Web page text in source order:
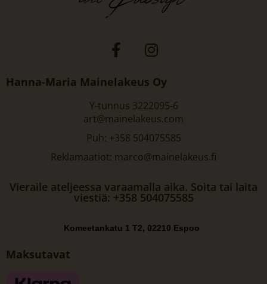
Hanna-Maria Mainelakeus Oy
Y-tunnus 3222095-6
art@mainelakeus.com
Puh: +358 504075585
Reklamaatiot: marco@mainelakeus.fi
Vieraile ateljeessa varaamalla aika. Soita tai laita
viestiä: +358 504075585
Komeetankatu 1 T2, 02210 Espoo
Maksutavat